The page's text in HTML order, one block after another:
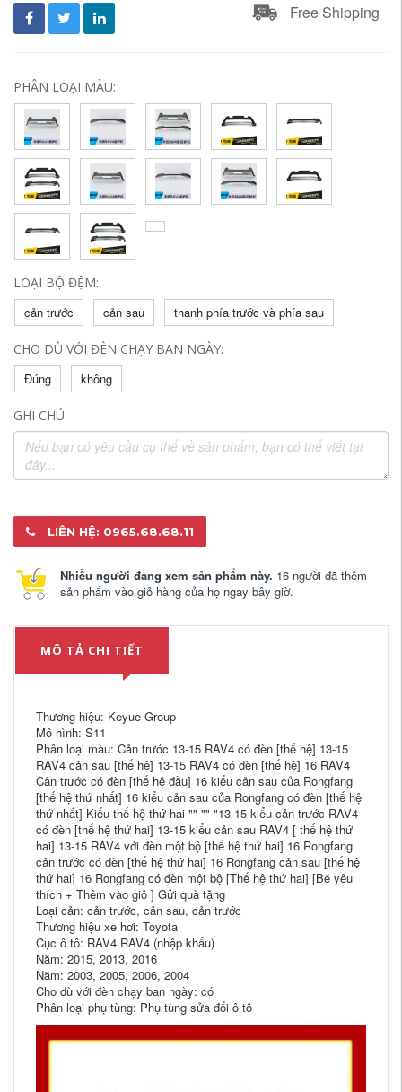
Free Shipping
PHÂN LOẠI MÀU:
LOẠI BỘ ĐỆM:
cản trước
cản sau thanh phía trước và phía sau
CHO DÙ VỚI ĐÈN CHẠY BAN NGÀY:
Đúng
không
GHI CHÚ
LIÊN HỆ: 0965.68.68.11
Nhiều người đang xem sản phẩm này. 16 người đã thêm
sản phẩm vào giỏ hàng của họ ngay bây giờ.
MÔ TẢ CHI TIẾT
Thương hiệu: Keyue Group
Mô hình: S11
Phân loại màu: Cản trước 13-15 RAV4 có đèn [thế hệ] 13-15
RAV4 cản sau [thế hệ] 13-15 RAV4 có đèn [thế hệ] 16 RAV4
Cản trước có đèn [thế hệ đầu] 16 kiểu cản sau của Rongfang
[thế hệ thứ nhất] 16 kiểu cản sau của Rongfang có đèn [thế hệ
thứ nhất] Kiểu thế hệ thứ hai "" "" "13-15 kiểu cản trước RAV4
có đèn [thế hệ thứ hai] 13-15 kiểu cản sau RAV4 [ thế hệ thứ
hai] 13-15 RAV4 với đèn một bộ [thế hệ thứ hai] 16 Rongfang
cản trước có đèn [thế hệ thứ hai] 16 Rongfang cản sau [thế hệ
thứ hai] 16 Rongfang có đèn một bộ [Thế hệ thứ hai] [Bé yêu
thích + Thêm vào giỏ ] Gửi quà tặng
Loại cản: cản trước, cản sau, cản trước
Thương hiệu xe hơi: Toyota
Cục ô tô: RAV4 RAV4 (nhập khẩu)
Năm: 2015, 2013, 2016
Năm: 2003, 2005, 2006, 2004
Cho dù với đèn chạy ban ngày: có
Phân loại phụ tùng: Phụ tùng sửa đổi ô tô